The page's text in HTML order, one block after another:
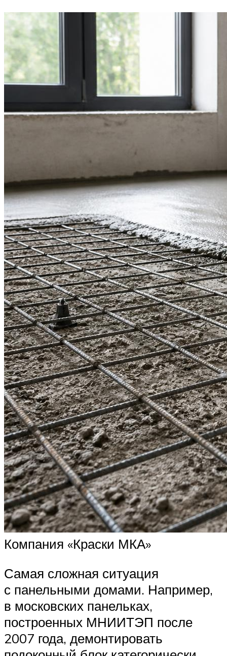
Компания «Краски МКА»
Самая сложная ситуация
с панельными домами. Например,
в московских панельках,
построенных МНИИТЭП после
2007 года, демонтировать